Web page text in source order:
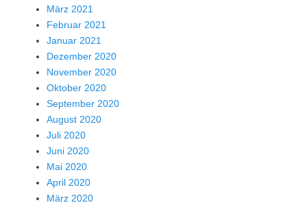
März 2021
Februar 2021
Januar 2021
Dezember 2020
November 2020
Oktober 2020
September 2020
August 2020
Juli 2020
Juni 2020
Mai 2020
April 2020
März 2020